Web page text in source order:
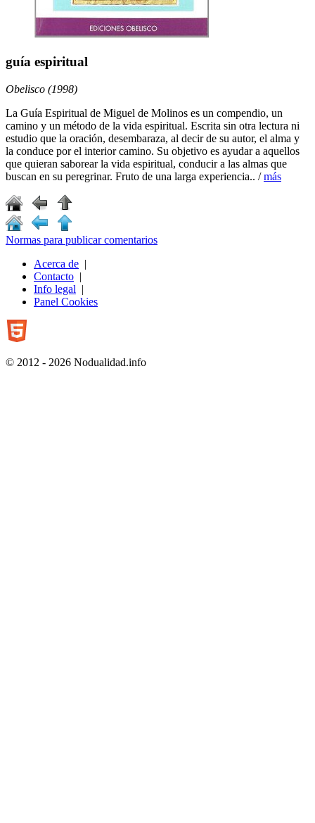
guía espiritual
Obelisco (1998)
La Guía Espiritual de Miguel de Molinos es un compendio, un
camino y un método de la vida espiritual. Escrita sin otra lectura ni
estudio que la oración, desembaraza, al decir de su autor, el alma y
la conduce por el interior camino. Su objetivo es ayudar a aquellos
que quieran saborear la vida espiritual, conducir a las almas que
buscan en su peregrinar. Fruto de una larga experiencia.. /más
Normas para publicar comentarios
Acerca de |
Contacto |
Info legal |
Panel Cookies
© 2012 - 2026 Nodualidad.info